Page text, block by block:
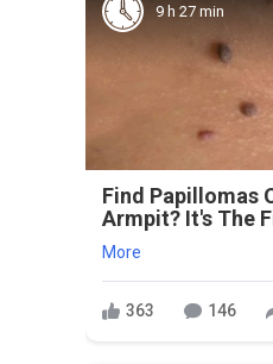
9 h 27 min
Find Papillomas
Armpit? It's The
More
363 146